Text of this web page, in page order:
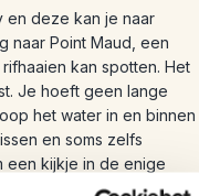
en deze kan je naar
naar Point Maud, een
kan spotten. Het
Je hoeft geen lange
het water in en binnen
en soms zelfs
een kijkje in de enige
voor een